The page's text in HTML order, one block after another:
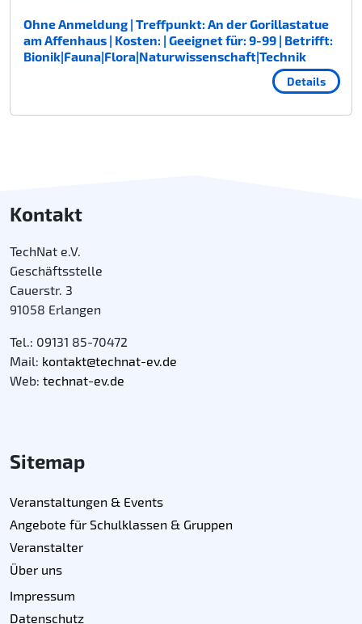
Ohne Anmeldung | Treffpunkt: An der Gorillastatue
am Affenhaus | Kosten: | Geeignet für: 9-99 | Betrifft:
Bionik|Fauna|Flora|Naturwissenschaft|Technik
Details
Kontakt
TechNat e.V.
Geschäftsstelle
Cauerstr. 3
91058 Erlangen
Tel.: 09131 85-70472
Mail: kontakt@technat-ev.de
Web: technat-ev.de
Sitemap
Veranstaltungen & Events
Angebote für Schulklassen & Gruppen
Veranstalter
Über uns
Impressum
Datenschutz